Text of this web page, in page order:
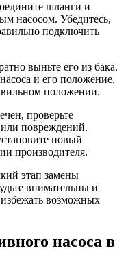
шланги и
насосом. Убедитесь,
подключить
выньте его из бака.
и его положение,
положении.
проверьте
или повреждений.
новый
производителя.
этап замены
внимательны и
возможных
насоса в